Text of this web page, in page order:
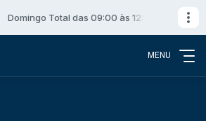
Domingo Total das 09:00 às 12:00
MENU